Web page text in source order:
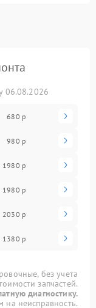
06.08.2026
680 р
980 р
1980 р
1980 р
2030 р
1380 р
без учета
запчастей.
диагностику.
неисправность.